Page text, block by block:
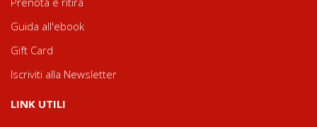
Guida all'ebook
Gift Card
Iscriviti alla Newsletter
LINK UTILI